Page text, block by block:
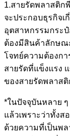
1.สายรัดพลาสติก
จะประกอบธุรกิจ
อุตสาหกรรมกระ
ต้องมีสินค้าลักษณ
โจทย์ความต้องก
สายรัดที่แข็งแรง
ของสายรัดพลาสติ
*ในปัจจุบันหลาย
แล้วเพราะว่าทั้ง
ด้วยความที่เป็นพล